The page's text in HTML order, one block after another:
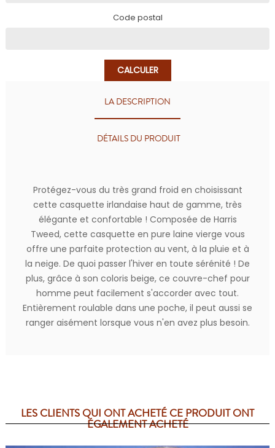
Code postal
CALCULER
LA DESCRIPTION
DÉTAILS DU PRODUIT
Protégez-vous du très grand froid en choisissant
cette casquette irlandaise haut de gamme, très
élégante et confortable ! Composée de Harris
Tweed, cette casquette en pure laine vierge vous
offre une parfaite protection au vent, à la pluie et à
la neige. De quoi passer l'hiver en toute sérénité ! De
plus, grâce à son coloris beige, ce couvre-chef pour
homme peut facilement s'accorder avec tout.
Entièrement roulable dans une poche, il peut aussi se
ranger aisément lorsque vous n'en avez plus besoin.
LES CLIENTS QUI ONT ACHETÉ CE PRODUIT ONT
ÉGALEMENT ACHETÉ